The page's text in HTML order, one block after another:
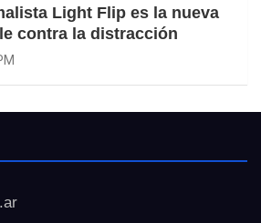
Light Flip es la nueva
contra la distracción